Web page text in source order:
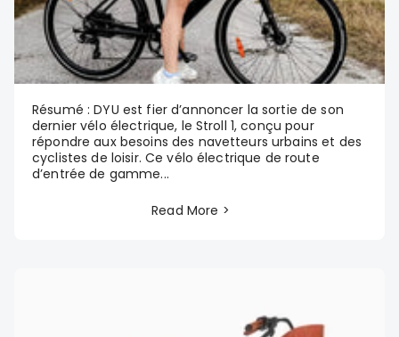
Résumé : DYU est fier d’annoncer la sortie de son
dernier vélo électrique, le Stroll 1, conçu pour
répondre aux besoins des navetteurs urbains et des
cyclistes de loisir. Ce vélo électrique de route
d’entrée de gamme...
Read More >